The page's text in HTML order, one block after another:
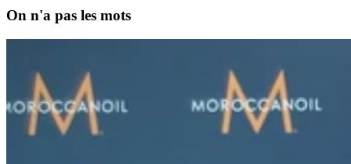
On n'a pas les mots